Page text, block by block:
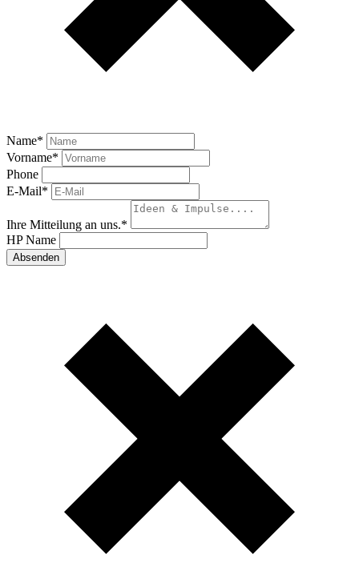
Name*
Vorname*
Phone
E-Mail*
Ihre Mitteilung an uns.*
HP Name
Absenden